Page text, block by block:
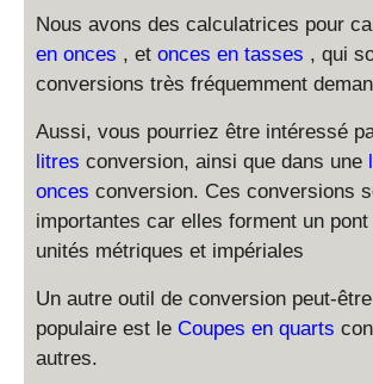
Nous avons des calculatrices pour
en onces , et onces en tasses , qui
conversions très fréquemment
Aussi, vous pourriez être intéressé
litres conversion, ainsi que dans une
onces conversion. Ces conversions
importantes car elles forment un
unités métriques et impériales
Un autre outil de conversion peut-
populaire est le Coupes en quarts
autres.